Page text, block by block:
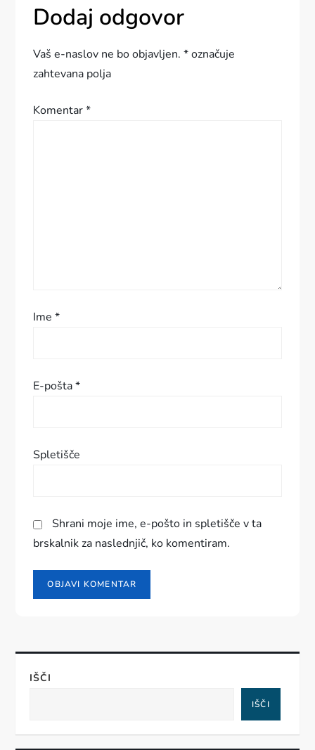
a
c
i
j
p
v
a
Dodaj odgovor
Vaš e-naslov ne bo objavljen. *označuje
zahtevana polja
Komentar*
Ime*
E-pošta*
Spletišče
Shrani moje ime, e-pošto in spletišče v ta
brskalnik za naslednjič, ko komentiram.
IŠČI
IŠČI